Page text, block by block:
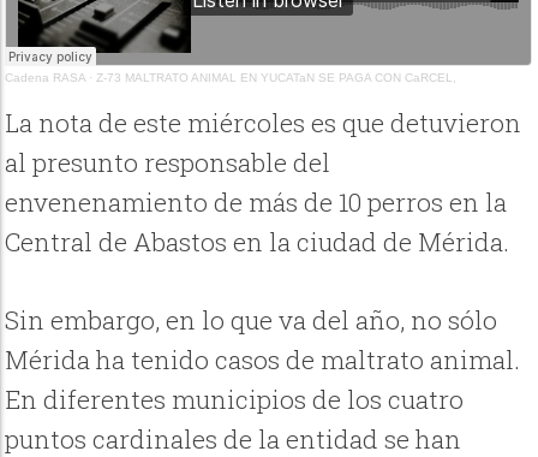
Cadena RASA ·Z-73 MALTRATO ANIMAL EN YUCATaN SE PAGA CON CaRCEL,
La nota de este miércoles es que detuvieron
al presunto responsable del
envenenamiento de más de 10 perros en la
Central de Abastos en la ciudad de Mérida.
Sin embargo, en lo que va del año, no sólo
Mérida ha tenido casos de maltrato animal.
En diferentes municipios de los cuatro
puntos cardinales de la entidad se han